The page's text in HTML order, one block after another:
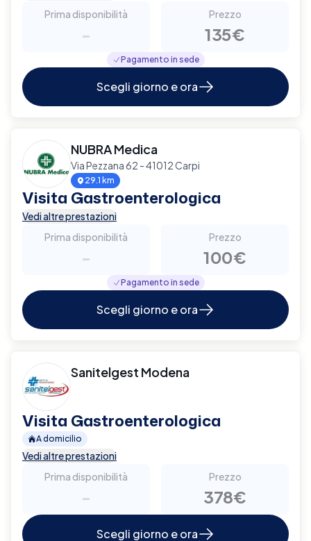
Prima disponibilità
-
Prezzo
135€
Pagamento in sede
Scegli giorno e ora
NUBRA Medica
Via Pezzana 62 - 41012 Carpi
29.1 km
Visita Gastroenterologica
Vedi altre prestazioni
Prima disponibilità
-
Prezzo
100€
Pagamento in sede
Scegli giorno e ora
Sanitelgest Modena
Visita Gastroenterologica
A domicilio
Vedi altre prestazioni
Prima disponibilità
-
Prezzo
378€
Scegli giorno e ora